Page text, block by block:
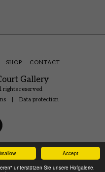
Accept
unterstützen Sie unsere Hofgalerie.
Gallery
rights reserved
Data protection
SHOP CONTACT